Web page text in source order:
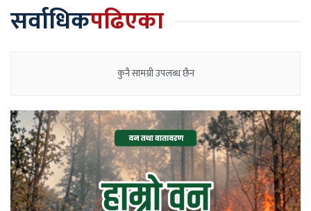
सर्वाधिकपढिएका
कुनै सामग्री उपलब्ध छैन